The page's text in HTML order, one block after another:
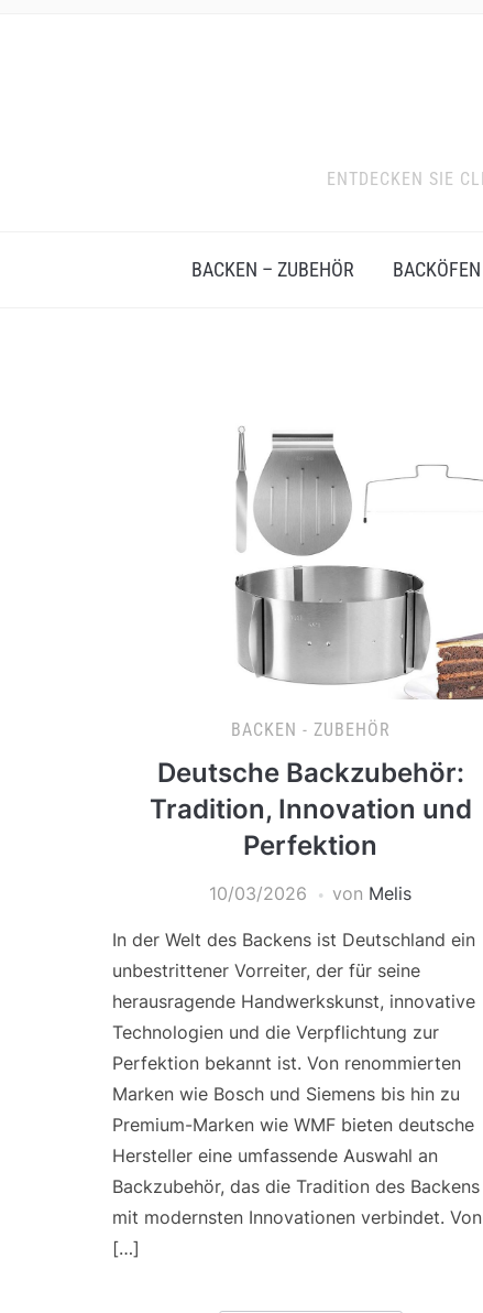
ENTDECKEN SIE
BACKEN – ZUBEHÖR BACKÖFEN
BACKEN - ZUBEHÖR
Deutsche Backzubehör:
Tradition, Innovation und
Perfektion
10/03/2026 von Melis
In der Welt des Backens ist Deutschland ein
unbestrittener Vorreiter, der für seine
herausragende Handwerkskunst, innovative
Technologien und die Verpflichtung zur
Perfektion bekannt ist. Von renommierten
Marken wie Bosch und Siemens bis hin zu
Premium-Marken wie WMF bieten deutsche
Hersteller eine umfassende Auswahl an
Backzubehör, das die Tradition des Backens
mit modernsten Innovationen verbindet. Von
[…]